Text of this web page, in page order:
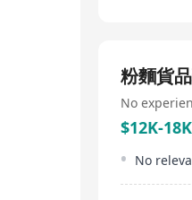
粉麵貨
No
$12K-